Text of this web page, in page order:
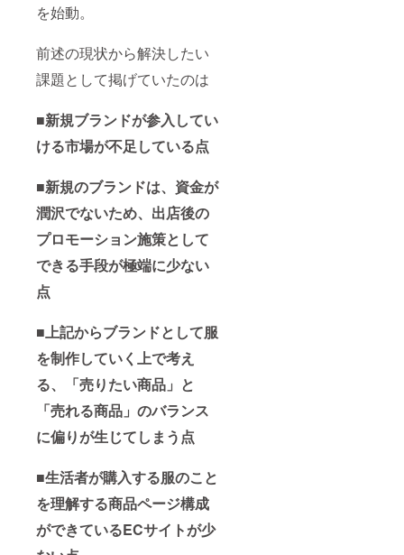
を始動。
前述の現状から解決したい
課題として掲げていたのは
■新規ブランドが参入してい
ける市場が不足している点
■新規のブランドは、資金が
潤沢でないため、出店後の
プロモーション施策として
できる手段が極端に少ない
点
■上記からブランドとして服
を制作していく上で考え
る、「売りたい商品」と
「売れる商品」のバランス
に偏りが生じてしまう点
■生活者が購入する服のこと
を理解する商品ページ構成
ができているECサイトが少